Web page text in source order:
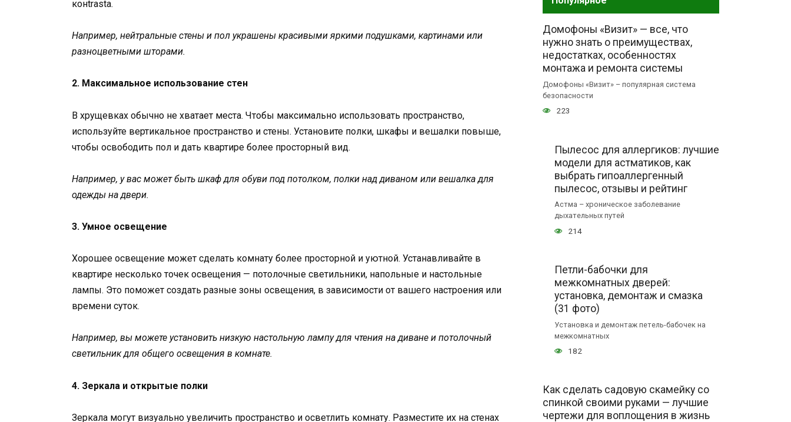
конtrastа.
Например, нейтральные стены и пол украшены красивыми яркими подушками, картинами или
разноцветными шторами.
2. Максимальное использование стен
В хрущевках обычно не хватает места. Чтобы максимально использовать пространство,
используйте вертикальное пространство и стены. Установите полки, шкафы и вешалки повыше,
чтобы освободить пол и дать квартире более просторный вид.
Например, у вас может быть шкаф для обуви под потолком, полки над диваном или вешалка для
одежды на двери.
3. Умное освещение
Хорошее освещение может сделать комнату более просторной и уютной. Устанавливайте в
квартире несколько точек освещения — потолочные светильники, напольные и настольные
лампы. Это поможет создать разные зоны освещения, в зависимости от вашего настроения или
времени суток.
Например, вы можете установить низкую настольную лампу для чтения на диване и потолочный
светильник для общего освещения в комнате.
4. Зеркала и открытые полки
Зеркала могут визуально увеличить пространство и осветлить комнату. Разместите их на стенах
Домофоны «Визит» — все, что
нужно знать о преимуществах,
недостатках, особенностях
монтажа и ремонта системы
Домофоны «Визит» – популярная система
безопасности
223
Пылесос для аллергиков: лучшие
модели для астматиков, как
выбрать гипоаллергенный
пылесос, отзывы и рейтинг
Астма – хроническое заболевание
дыхательных путей
214
Петли-бабочки для
межкомнатных дверей:
установка, демонтаж и смазка
(31 фото)
Установка и демонтаж петель-бабочек на
межкомнатных
182
Как сделать садовую скамейку со
спинкой своими руками — лучшие
чертежи для воплощения в жизнь